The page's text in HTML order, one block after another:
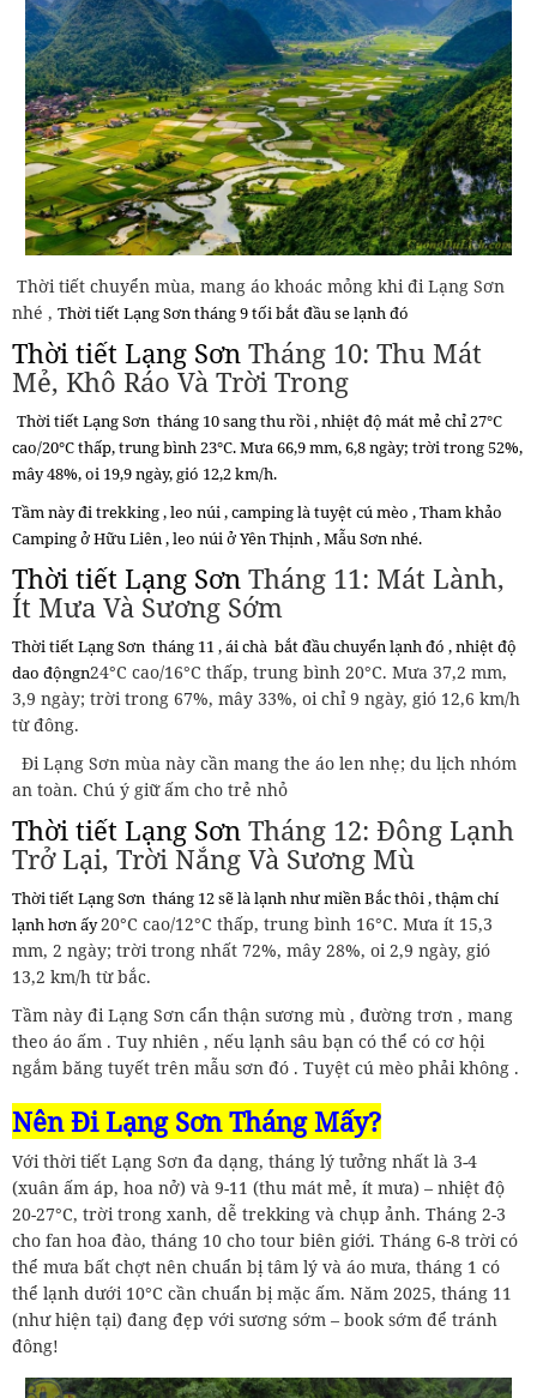
Thời tiết chuyển mùa, mang áo khoác mỏng khi đi Lạng Sơn
nhé , Thời tiết Lạng Sơntháng 9 tối bắt đầu se lạnh đó
Thời tiết Lạng Sơn Tháng 10: Thu Mát
Mẻ, Khô Ráo Và Trời Trong
Thời tiết Lạng Sơn tháng 10 sang thu rồi , nhiệt độ mát mẻ chỉ27°C
cao/20°C thấp, trung bình 23°C. Mưa 66,9 mm, 6,8 ngày; trời trong 52%,
mây 48%, oi 19,9 ngày, gió 12,2 km/h.
Tầm này đi trekking , leo núi , camping là tuyệt cú mèo , Tham khảo
Camping ở Hữu Liên , leo núi ở Yên Thịnh , Mẫu Sơn nhé.
Thời tiết Lạng Sơn Tháng 11: Mát Lành,
Ít Mưa Và Sương Sớm
Thời tiết Lạng Sơn tháng 11 , ái chà bắt đầu chuyển lạnh đó , nhiệt độ
dao độngn24°C cao/16°C thấp, trung bình 20°C. Mưa 37,2 mm,
3,9 ngày; trời trong 67%, mây 33%, oi chỉ 9 ngày, gió 12,6 km/h
từ đông.
Đi Lạng Sơn mùa này cần mang the áo len nhẹ; du lịch nhóm
an toàn. Chú ý giữ ấm cho trẻ nhỏ
Thời tiết Lạng Sơn Tháng 12: Đông Lạnh
Trở Lại, Trời Nắng Và Sương Mù
Thời tiết Lạng Sơn tháng 12 sẽ là lạnh như miền Bắc thôi , thậm chí
lạnh hơn ấy20°C cao/12°C thấp, trung bình 16°C. Mưa ít 15,3
mm, 2 ngày; trời trong nhất 72%, mây 28%, oi 2,9 ngày, gió
13,2 km/h từ bắc.
Tầm này đi Lạng Sơn cẩn thận sương mù , đường trơn , mang
theo áo ấm . Tuy nhiên , nếu lạnh sâu bạn có thể có cơ hội
ngắm băng tuyết trên mẫu sơn đó . Tuyệt cú mèo phải không .
Nên Đi Lạng Sơn Tháng Mấy?
Với thời tiết Lạng Sơn đa dạng, tháng lý tưởng nhất là 3-4
(xuân ấm áp, hoa nở) và 9-11 (thu mát mẻ, ít mưa) – nhiệt độ
20-27°C, trời trong xanh, dễ trekking và chụp ảnh. Tháng 2-3
cho fan hoa đào, tháng 10 cho tour biên giới. Tháng 6-8 trời có
thể mưa bất chợt nên chuẩn bị tâm lý và áo mưa, tháng 1 có
thể lạnh dưới 10°C cần chuẩn bị mặc ấm. Năm 2025, tháng 11
(như hiện tại) đang đẹp với sương sớm – book sớm để tránh
đông!